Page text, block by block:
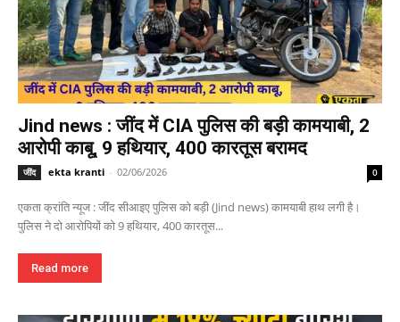
Jind news : जींद में CIA पुलिस की बड़ी कामयाबी, 2
आरोपी काबू, 9 हथियार, 400 कारतूस बरामद
जींद ekta kranti - 02/06/2026 0
एकता क्रांति न्यूज : जींद सीआइए पुलिस को बड़ी (Jind news) कामयाबी हाथ लगी है।
पुलिस ने दो आरोपियों को 9 हथियार, 400 कारतूस...
Read more